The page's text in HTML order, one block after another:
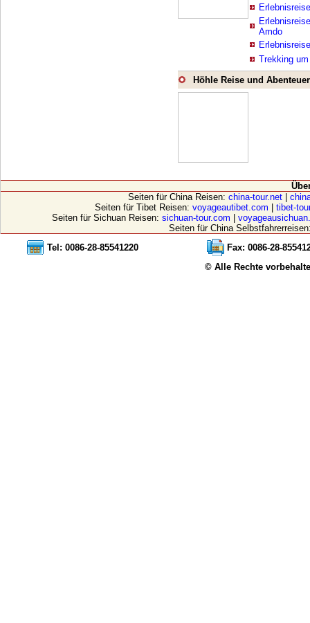
Amdo
Trekking
Höhle Reise und
Seiten für China Reisen: china-tour.net|
Seiten für Tibet Reisen: voyageautibet.com
tibet-
Seiten für Sichuan Reisen: sichuan-tour.com
Seiten für China
Tel: 0086-28-85541220
Fax: 0086-28-
© Alle Rechte